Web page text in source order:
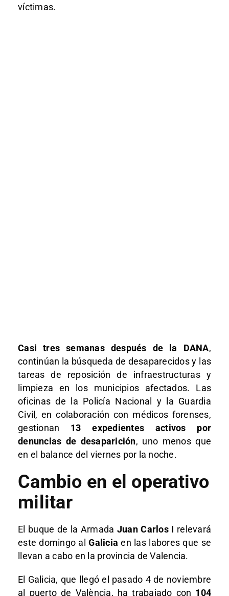
víctimas.
Casi tres semanas después de la DANA,
continúan la búsqueda de desaparecidos y las
tareas de reposición de infraestructuras y
limpieza en los municipios afectados. Las
oficinas de la Policía Nacional y la Guardia
Civil, en colaboración con médicos forenses,
gestionan 13 expedientes activos por
denuncias de desaparición, uno menos que
en el balance del viernes por la noche.
Cambio en el operativo
militar
El buque de la Armada Juan Carlos I relevará
este domingo alGalicia en las labores que se
llevan a cabo en la provincia de Valencia.
El Galicia, que llegó el pasado 4 de noviembre
al puerto de València, ha trabajado con 104